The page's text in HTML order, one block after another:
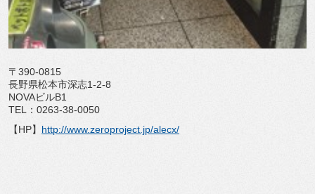
〒390-0815
長野県松本市深志1-2-8
NOVAビルB1
TEL：0263-38-0050
【HP】 http://www.zeroproject.jp/alecx/